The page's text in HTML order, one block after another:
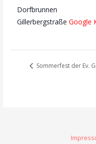
Dorfbrunnen
Gillerbergstraße Google
Sommerfest der Ev.